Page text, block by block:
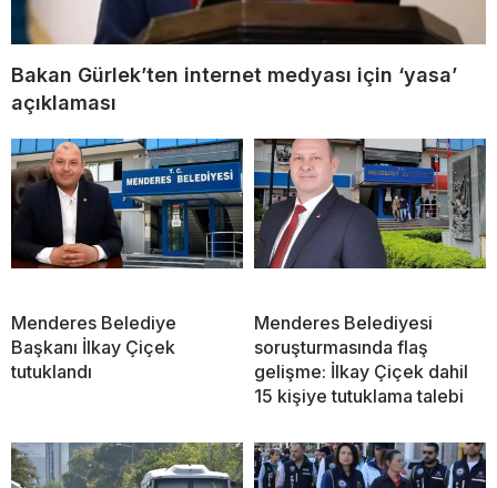
Bakan Gürlek’ten internet medyası için ‘yasa’
açıklaması
Menderes Belediye
Başkanı İlkay Çiçek
tutuklandı
Menderes Belediyesi
soruşturmasında flaş
gelişme: İlkay Çiçek dahil
15 kişiye tutuklama talebi